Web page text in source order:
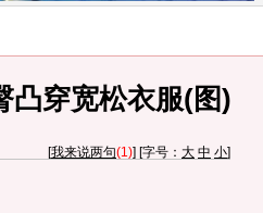
凸穿宽松衣服(图)
[我来说两句(1)] [字号： 大 中 小]